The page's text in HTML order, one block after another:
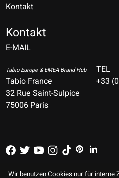
Kontakt
Kontakt
E-MAIL
Tabio Europe & EMEA Brand Hub
Tabio France
32 Rue Saint-Sulpice
75006 Paris
TEL
+33
Wir benutzen Cookies nur für interne